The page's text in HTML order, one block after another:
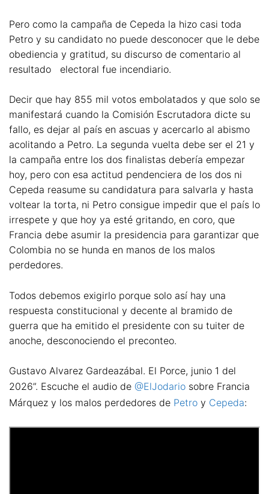
Pero como la campaña de Cepeda la hizo casi toda
Petro y su candidato no puede desconocer que le debe
obediencia y gratitud, su discurso de comentario al
resultado electoral fue incendiario.
Decir que hay 855 mil votos embolatados y que solo se
manifestará cuando la Comisión Escrutadora dicte su
fallo, es dejar al país en ascuas y acercarlo al abismo
acolitando a Petro. La segunda vuelta debe ser el 21 y
la campaña entre los dos finalistas debería empezar
hoy, pero con esa actitud pendenciera de los dos ni
Cepeda reasume su candidatura para salvarla y hasta
voltear la torta, ni Petro consigue impedir que el país lo
irrespete y que hoy ya esté gritando, en coro, que
Francia debe asumir la presidencia para garantizar que
Colombia no se hunda en manos de los malos
perdedores.
Todos debemos exigirlo porque solo así hay una
respuesta constitucional y decente al bramido de
guerra que ha emitido el presidente con su tuiter de
anoche, desconociendo el preconteo.
Gustavo Alvarez Gardeazábal. El Porce, junio 1 del
2026”. Escuche el audio de @ElJodario sobre Francia
Márquez y los malos perdedores de Petro y Cepeda: